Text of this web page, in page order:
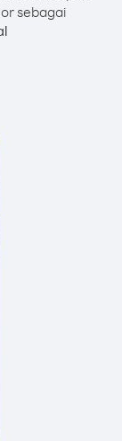
sebagai